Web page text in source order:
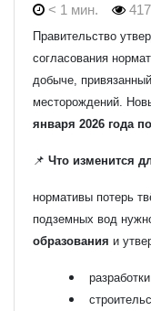
< 1 мин.
417
Правительство
согласования
добыче,
месторождений.
января 2026 года
📌 Что изменится
нормативы потерь
подземных вод
образования и